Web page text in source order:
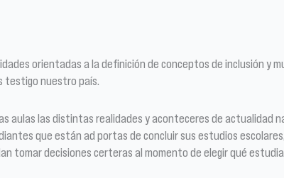
orientadas a la definición de conceptos de inclusión y
testigo nuestro país.
aulas las distintas realidades y aconteceres de actualidad
que están ad portas de concluir sus estudios
tomar decisiones certeras al momento de elegir qué